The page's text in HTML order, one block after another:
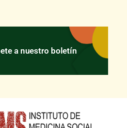
a nuestro boletín